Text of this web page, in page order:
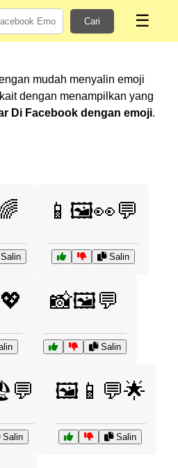
Cari ☰
mudah menyalin emoji
dengan menampilkan yang
Di Facebook dengan emoji.
📱🖼️👀💬
Salin
📸🖼️💬
Salin
Salin
🖼️📱💬🌟
Salin